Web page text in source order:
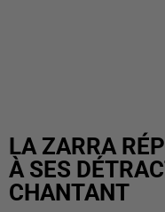
LA ZARRA
À SES
CHANTANT